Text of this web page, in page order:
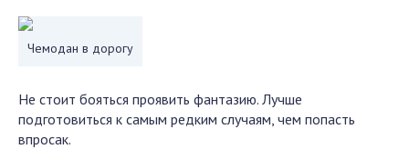
Чемодан в дорогу
Не стоит бояться проявить фантазию. Лучше
подготовиться к самым редким случаям, чем попасть
впросак.